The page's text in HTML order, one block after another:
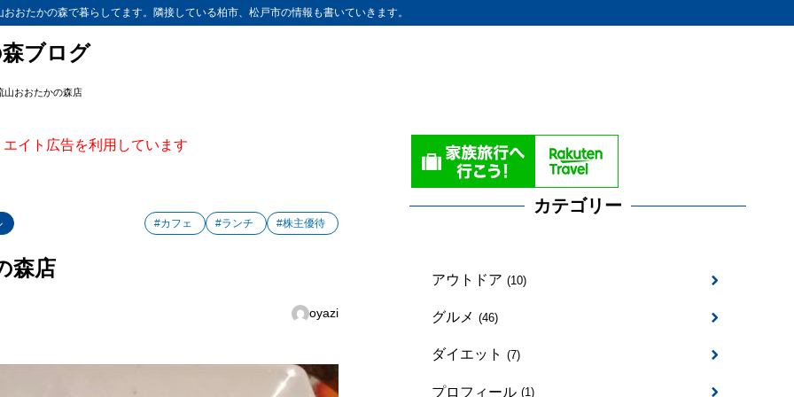
おたかの森で暮らしてます。隣接している柏市、松戸市の情報も書いていきます。
ブログ
おおたかの森店
イト広告を利用しています
#カフェ #ランチ #株主優待
森店
oyazi
カテゴリー
アウトドア (10)
グルメ (46)
ダイエット (7)
プロフィール (1)